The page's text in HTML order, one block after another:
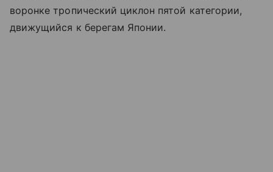
воронке тропический циклон пятой категории,
движущийся к берегам Японии.